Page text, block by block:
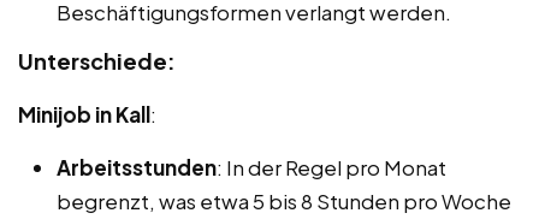
Beschäftigungsformen verlangt werden.
Unterschiede:
Minijob in Kall:
Arbeitsstunden: In der Regel pro Monat
begrenzt, was etwa 5 bis 8 Stunden pro Woche